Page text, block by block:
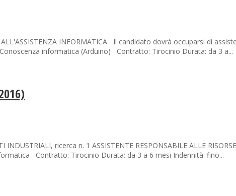
INFORMATICA Il candidato dovrà occuparsi di
informatica (Arduino) Contratto: Tirocinio Durata: da 3 a...
ricerca n. 1 ASSISTENTE RESPONSABILE ALLE
Contratto: Tirocinio Durata: da 3 a 6 mesi Indennità: fino...